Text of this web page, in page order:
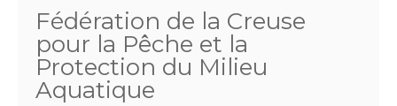
Fédération de la Creuse
pour la Pêche et la
Protection du Milieu
Aquatique